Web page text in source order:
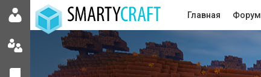
Главная Форум